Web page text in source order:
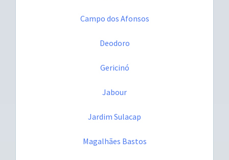
Campo dos Afonsos
Deodoro
Gericinó
Jabour
Jardim Sulacap
Magalhães Bastos